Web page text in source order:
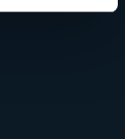
daarvoor